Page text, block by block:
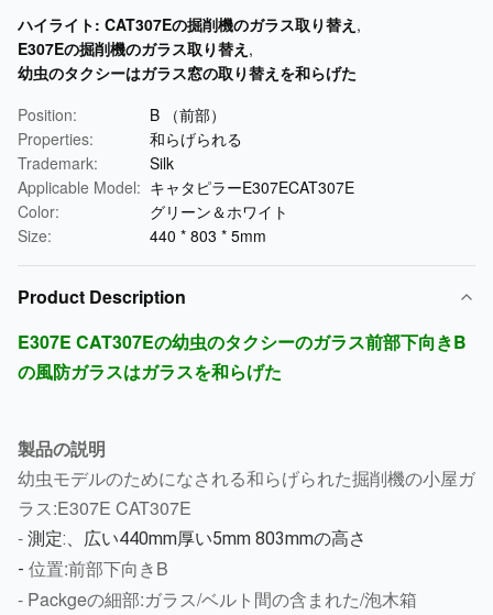
ハイライト: CAT307Eの掘削機のガラス取り替え ,
E307Eの掘削機のガラス取り替え ,
幼虫のタクシーはガラス窓の取り替えを和らげた
Position:
B （前部）
Properties:
和らげられる
Trademark:
Silk
Applicable Model: キャタピラーE307ECAT307E
Color:
グリーン＆ホワイト
Size:
440 * 803 * 5mm
Product Description
E307E CAT307Eの幼虫のタクシーのガラス前部下向きB
の風防ガラスはガラスを和らげた
製品の説明
幼虫モデルのためになされる和らげられた掘削機の小屋ガ
ラス:E307E CAT307E
- 測定:、広い440mm厚い5mm 803mmの高さ
- 位置:前部下向きB
- Packgeの細部:ガラス/ベルト間の含まれた/泡木箱